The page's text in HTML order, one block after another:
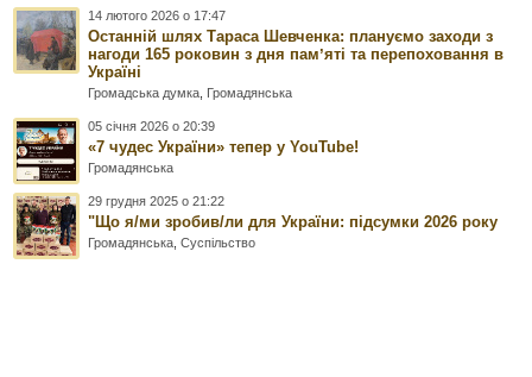
14 лютого 2026 о 17:47
Останній шлях Тараса Шевченка: плануємо заходи з
нагоди 165 роковин з дня памʼяті та перепоховання в
Україні
Громадська думка, Громадянська
05 січня 2026 о 20:39
«7 чудес України» тепер у YouTube!
Громадянська
29 грудня 2025 о 21:22
"Що я/ми зробив/ли для України: підсумки 2026 року
Громадянська,Суспільство